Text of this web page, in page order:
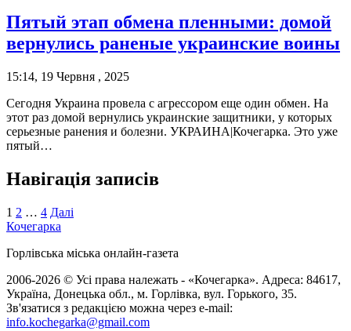
Пятый этап обмена пленными: домой
вернулись раненые украинские воины
15:14, 19 Червня , 2025
Сегодня Украина провела с агрессором еще один обмен. На
этот раз домой вернулись украинские защитники, у которых
серьезные ранения и болезни. УКРАИНА|Кочегарка. Это уже
пятый…
Навігація записів
1 2 … 4 Далі
Кочегарка
Горлівська міська онлайн-газета
2006-2026 © Усі права належать - «Кочегарка». Адреса: 84617,
Україна, Донецька обл., м. Горлівка, вул. Горького, 35.
Зв'язатися з редакцією можна через e-mail:
info.kochegarka@gmail.com